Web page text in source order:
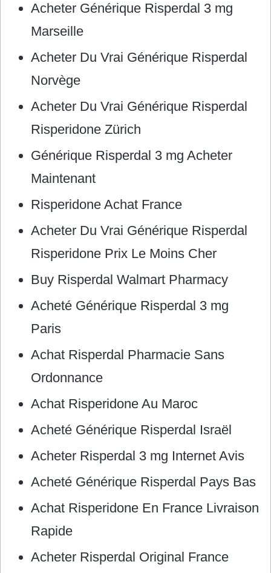
Acheter Générique Risperdal 3 mg
Marseille
Acheter Du Vrai Générique Risperdal
Norvège
Acheter Du Vrai Générique Risperdal
Risperidone Zürich
Générique Risperdal 3 mg Acheter
Maintenant
Risperidone Achat France
Acheter Du Vrai Générique Risperdal
Risperidone Prix Le Moins Cher
Buy Risperdal Walmart Pharmacy
Acheté Générique Risperdal 3 mg
Paris
Achat Risperdal Pharmacie Sans
Ordonnance
Achat Risperidone Au Maroc
Acheté Générique Risperdal Israël
Acheter Risperdal 3 mg Internet Avis
Acheté Générique Risperdal Pays Bas
Achat Risperidone En France Livraison
Rapide
Acheter Risperdal Original France